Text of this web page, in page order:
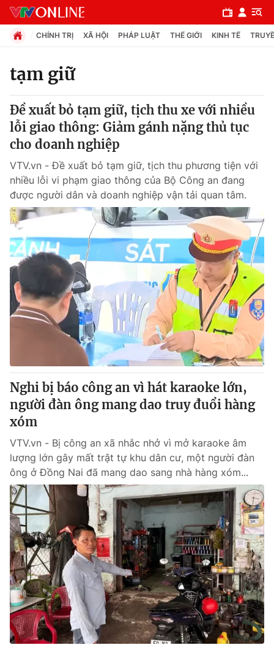
Chuyên mục
Chính trị
Pháp luật
Y tế
Thế giới
Tin tức
Thế giới đó đây
Câu chuyện quốc tế
Kinh tế
Tài chính
Góc doanh nghiệp
Dữ liệu và đời sống
Truyền hình
Phim VTV
Hậu trường
Nhân vật
Khán giả
Giải sao mai
Giải trí
Âm nhạc
Sao
Đời sống
Du lịch
Làm đẹp
Chất lượng cuộc sống
Giáo dục
Tuyển sinh
Học trực tuyến
Công nghệ
Hitech Công nghệ tương lai
Sản phẩm
Thị trường
Tư vấn
Giao lưu trực tuyến
Lịch phát sóng
Chuyên mục khác
CHÍNH TRỊ XÃ HỘI PHÁP LUẬT THẾ GIỚI KINH TẾ
tạm giữ
Đề xuất bỏ tạm giữ, tịch thu xe với nhiều
lỗi giao thông: Giảm gánh nặng thủ tục
cho doanh nghiệp
VTV.vn - Đề xuất bỏ tạm giữ, tịch thu phương tiện với
nhiều lỗi vi phạm giao thông của Bộ Công an đang
được người dân và doanh nghiệp vận tải quan tâm.
Nghi bị báo công an vì hát karaoke lớn,
người đàn ông mang dao truy đuổi hàng
xóm
VTV.vn - Bị công an xã nhắc nhở vì mở karaoke âm
lượng lớn gây mất trật tự khu dân cư, một người đàn
ông ở Đồng Nai đã mang dao sang nhà hàng xóm...